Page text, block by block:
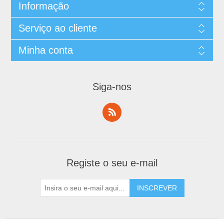
Informação
Serviço ao cliente
Minha conta
Siga-nos
Registe o seu e-mail